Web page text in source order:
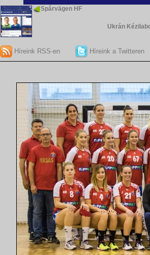
Spårvägen HF
Ukrán
Híreink RSS-en Híreink a Twitteren